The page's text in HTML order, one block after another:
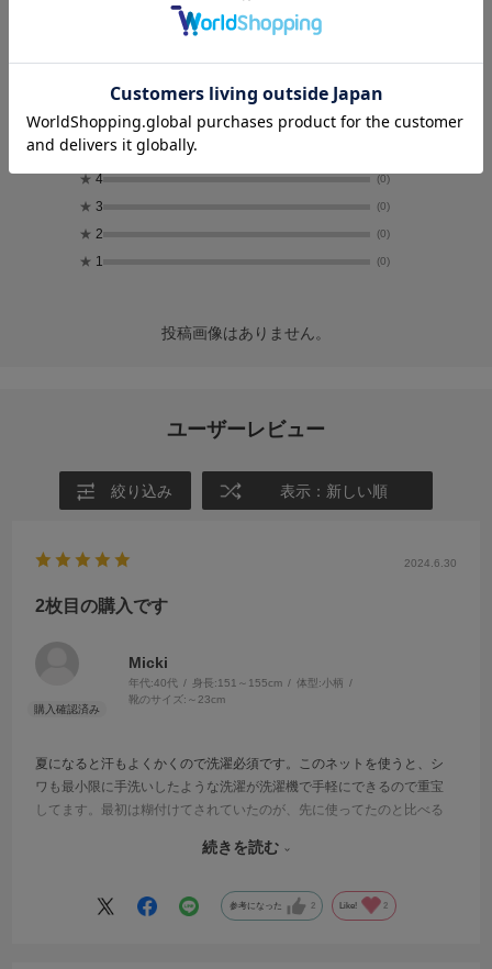
5.0
レビュー件数： 2
★ 5
★ 4 (0)
★ 3 (0)
★ 2 (0)
★ 1 (0)
投稿画像はありません。
ユーザーレビュー
絞り込み 表示：新しい順
2024.6.30
2枚目の購入です
Micki
年代:40代 身長:151～155cm 体型:小柄
靴のサイズ: ～23cm
夏になると汗もよくかくので洗濯必須です。このネットを使うと、シ
ワも最小限に手洗いしたような洗濯が洗濯機で手軽にできるので重宝
してます。最初は糊付けてされていたのが、先に使ってたのと比べる
い使いましたが、まだ張りが残ってて良い感じです。もしかすると前
くのかもわかりません。着物以外にも洋装のパンツなどにも使ってま
続きを読む
参考になった 2 Like! 2